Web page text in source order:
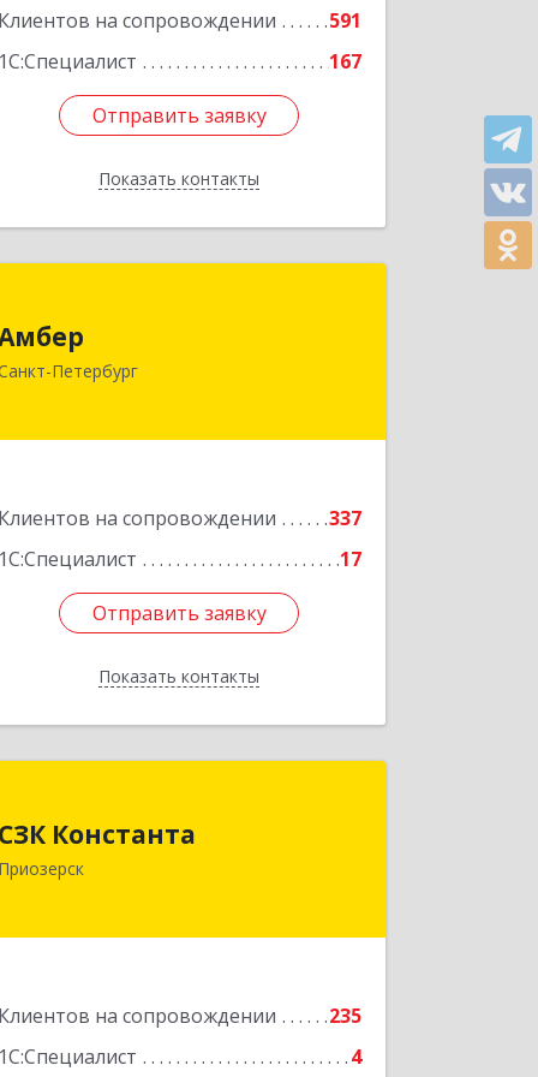
Клиентов на сопровождении
591
1С:Специалист
167
Отправить заявку
Показать контакты
Подробнее
Отправить заявку
Назад
Петербург
Клиентов на сопровождении
337
1С:Специалист
17
Отправить заявку
Показать контакты
191119, Санкт-Петербург г, Правды
Подробнее
Отправить заявку
Назад
СЗК Константа
Приозерск
Клиентов на сопровождении
235
1С:Специалист
4
Приозерск г, Калинина ул, дом № 29,